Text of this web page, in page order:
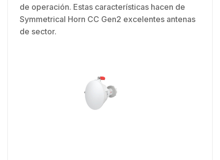
de operación. Estas características hacen de
Symmetrical Horn CC Gen2 excelentes antenas
de sector.